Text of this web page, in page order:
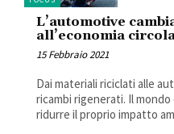
L’automotive
all’economia
15 Febbraio 2021
Dai materiali riciclati alle
ricambi rigenerati. Il
ridurre il proprio impatto